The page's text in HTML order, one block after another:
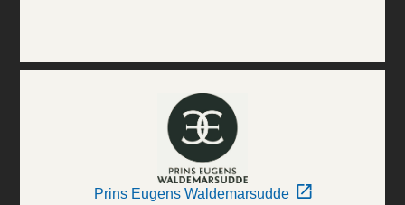
Prins Eugens Waldemarsudde